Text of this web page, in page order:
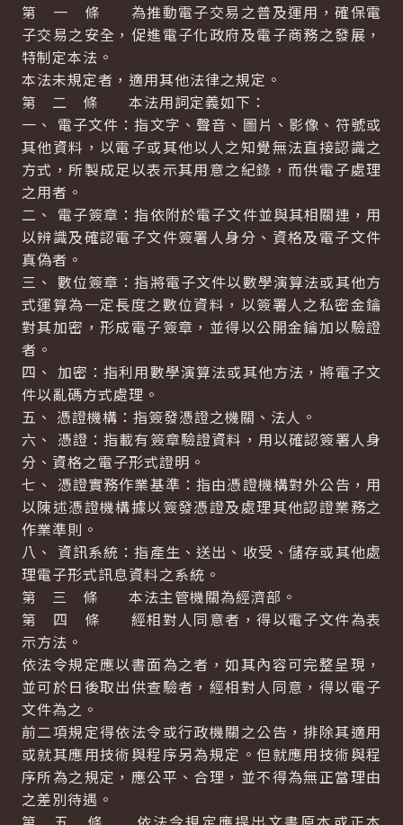
第 一 條 為推動電子交易之普及運用，確保電
子交易之安全，促進電子化政府及電子商務之發展，
特制定本法。
本法未規定者，適用其他法律之規定。
第 二 條 本法用詞定義如下：
一、 電子文件：指文字、聲音、圖片、影像、符號或
其他資料，以電子或其他以人之知覺無法直接認識之
方式，所製成足以表示其用意之紀錄，而供電子處理
之用者。
二、 電子簽章：指依附於電子文件並與其相關連，用
以辨識及確認電子文件簽署人身分、資格及電子文件
真偽者。
三、 數位簽章：指將電子文件以數學演算法或其他方
式運算為一定長度之數位資料，以簽署人之私密金鑰
對其加密，形成電子簽章，並得以公開金鑰加以驗證
者。
四、 加密：指利用數學演算法或其他方法，將電子文
件以亂碼方式處理。
五、 憑證機構：指簽發憑證之機關、法人。
六、 憑證：指載有簽章驗證資料，用以確認簽署人身
分、資格之電子形式證明。
七、 憑證實務作業基準：指由憑證機構對外公告，用
以陳述憑證機構據以簽發憑證及處理其他認證業務之
作業準則。
八、 資訊系統：指產生、送出、收受、儲存或其他處
理電子形式訊息資料之系統。
第 三 條 本法主管機關為經濟部。
第 四 條 經相對人同意者，得以電子文件為表
示方法。
依法令規定應以書面為之者，如其內容可完整呈現，
並可於日後取出供查驗者，經相對人同意，得以電子
文件為之。
前二項規定得依法令或行政機關之公告，排除其適用
或就其應用技術與程序另為規定。但就應用技術與程
序所為之規定，應公平、合理，並不得為無正當理由
之差別待遇。